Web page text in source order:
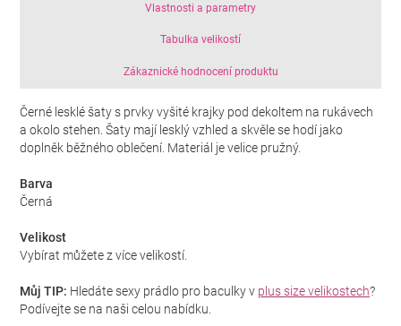
Vlastnosti a parametry
Tabulka velikostí
Zákaznické hodnocení produktu
Černé lesklé šaty s prvky vyšité krajky pod dekoltem na rukávech
a okolo stehen. Šaty mají lesklý vzhled a skvěle se hodí jako
doplněk běžného oblečení. Materiál je velice pružný.
Barva
Černá
Velikost
Vybírat můžete z více velikostí.
Můj TIP: Hledáte sexy prádlo pro baculky v plus size velikostech?
Podívejte se na naši celou nabídku.